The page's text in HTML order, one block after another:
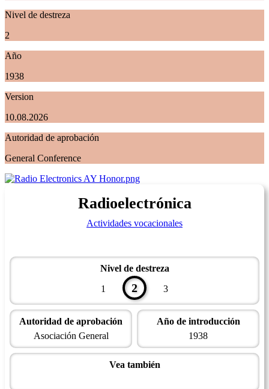
Nivel de destreza
2
Año
1938
Version
10.08.2026
Autoridad de aprobación
General Conference
Radioelectrónica
Actividades vocacionales
Nivel de destreza
1
2 3
Autoridad de aprobación
Asociación General
Año de introducción
1938
Vea también